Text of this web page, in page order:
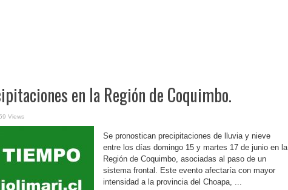
en la Región de Coquimbo.
Views
Se pronostican precipitaciones de lluvia y nieve
entre los días domingo 15 y martes 17 de junio en la
Región de Coquimbo, asociadas al paso de un
sistema frontal. Este evento afectaría con mayor
intensidad a la provincia del Choapa, ...